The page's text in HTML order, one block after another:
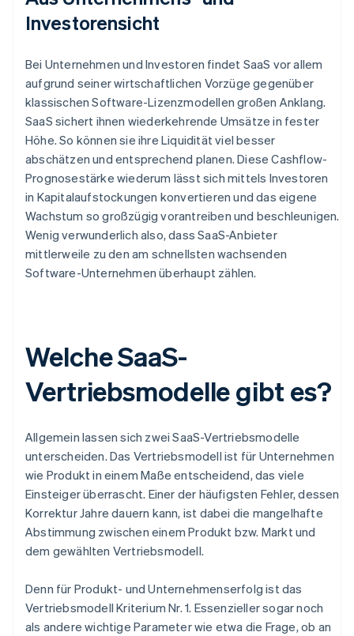
Investorensicht
Bei Unternehmen und Investoren findet SaaS vor allem
aufgrund seiner wirtschaftlichen Vorzüge gegenüber
klassischen Software-Lizenzmodellen großen Anklang.
SaaS sichert ihnen wiederkehrende Umsätze in fester
Höhe. So können sie ihre Liquidität viel besser
abschätzen und entsprechend planen. Diese Cashflow-
Prognosestärke wiederum lässt sich mittels Investoren
in Kapitalaufstockungen konvertieren und das eigene
Wachstum so großzügig vorantreiben und beschleunigen.
Wenig verwunderlich also, dass SaaS-Anbieter
mittlerweile zu den am schnellsten wachsenden
Software-Unternehmen überhaupt zählen.
Welche SaaS-
Vertriebsmodelle gibt es?
Allgemein lassen sich zwei SaaS-Vertriebsmodelle
unterscheiden. Das Vertriebsmodell ist für Unternehmen
wie Produkt in einem Maße entscheidend, das viele
Einsteiger überrascht. Einer der häufigsten Fehler, dessen
Korrektur Jahre dauern kann, ist dabei die mangelhafte
Abstimmung zwischen einem Produkt bzw. Markt und
dem gewählten Vertriebsmodell.
Denn für Produkt- und Unternehmenserfolg ist das
Vertriebsmodell Kriterium Nr. 1. Essenzieller sogar noch
als andere wichtige Parameter wie etwa die Frage, ob an